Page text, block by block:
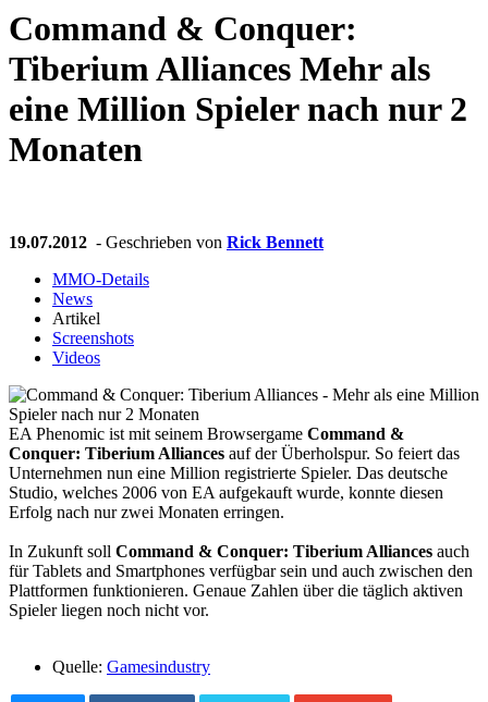
Command & Conquer:
Tiberium Alliances Mehr als
eine Million Spieler nach nur 2
Monaten
19.07.2012 - Geschrieben von Rick Bennett
MMO-Details
News
Artikel
Screenshots
Videos
EA Phenomic ist mit seinem Browsergame Command &
Conquer: Tiberium Alliances auf der Überholspur. So feiert das
Unternehmen nun eine Million registrierte Spieler. Das deutsche
Studio, welches 2006 von EA aufgekauft wurde, konnte diesen
Erfolg nach nur zwei Monaten erringen.
In Zukunft soll Command & Conquer: Tiberium Alliances auch
für Tablets and Smartphones verfügbar sein und auch zwischen den
Plattformen funktionieren. Genaue Zahlen über die täglich aktiven
Spieler liegen noch nicht vor.
Quelle: Gamesindustry